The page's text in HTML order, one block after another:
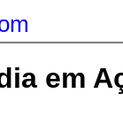
em